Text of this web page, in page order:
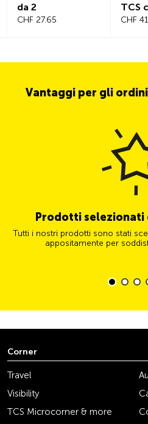
da 2
CHF 27.65
TCS
in
CHF
Vantaggi per gli
Prodotti
Tutti i nostri prodotti sono stati
appositamente per
Corner
Travel
Visibility
TCS Microcorner & more